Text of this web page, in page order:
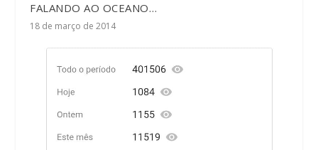
FALANDO AO OCEANO…
18 de março de 2014